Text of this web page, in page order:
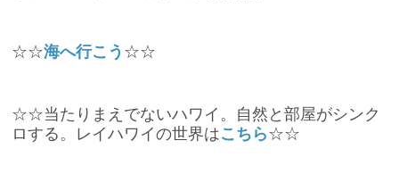
☆☆海へ行こう ☆☆
☆☆当たりまえでないハワイ。自然と部屋がシンク
ロする。レイハワイの世界はこちら☆☆